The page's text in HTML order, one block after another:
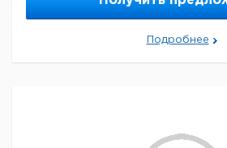
Подробнее